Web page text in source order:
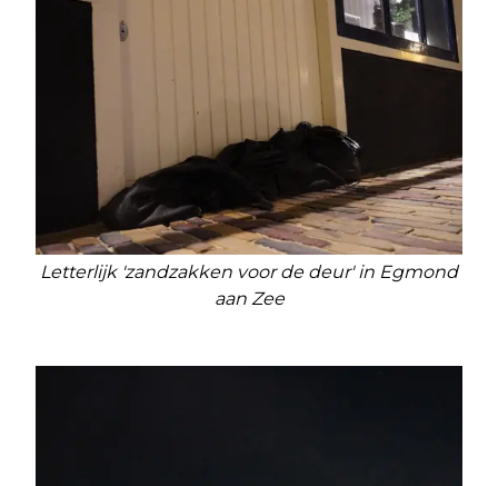
Letterlijk 'zandzakken voor de deur' in Egmond
aan Zee